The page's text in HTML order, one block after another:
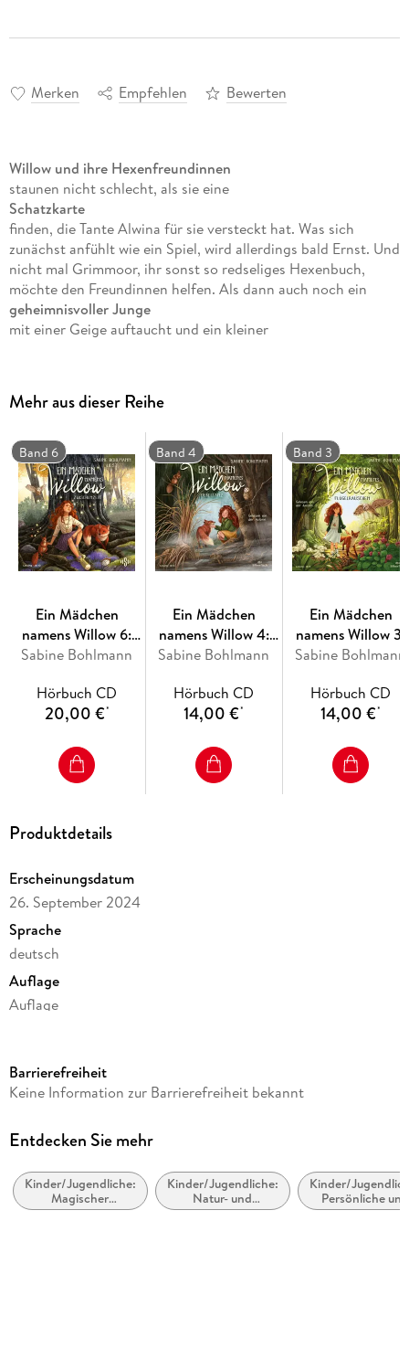
Merken Empfehlen Bewerten
Willow und ihre Hexenfreundinnen
staunen nicht schlecht, als sie eine
Schatzkarte
finden, die Tante Alwina für sie versteckt hat. Was sich
zunächst anfühlt wie ein Spiel, wird allerdings bald Ernst. Und
nicht mal Grimmoor, ihr sonst so redseliges Hexenbuch,
möchte den Freundinnen helfen. Als dann auch noch ein
geheimnisvoller Junge
mit einer Geige auftaucht und ein kleiner
rechten Dingen zugeht. Alle scheinen plötzlich hinter diesem
Schatz her zu sein - selbst
findet den Weg in Willows Wald. Doch wem kann Willow
trauen? Den Junghexen wird nach und nach bewusst, dass
dies
einer der wertvollsten Schätze der Welt
sein muss. Doch werden sie es schaffen, als Erste das
Geheimnis zu lüften?
Mehr aus dieser Reihe
Band 6
Ein Mädchen
namens Willow 6:
Zwischenzeit
Sabine Bohlmann
Hörbuch CD
20,00 €*
Band 4
Ein Mädchen
namens Willow 4:
Nebeltanz
Sabine Bohlmann
Hörbuch CD
14,00 €*
Band 3
Ein Mädchen
namens Willow 3:
Flügelrauschen
Sabine Bohlmann
Hörbuch CD
14,00 €*
Produktdetails
Erscheinungsdatum
26. September 2024
Sprache
deutsch
Auflage
Auflage
Laufzeit
Altersempfehlung
Reihe
Ein Mädchen namens Willow, 5
Barrierefreiheit
Keine Information zur Barrierefreiheit bekannt
Entdecken Sie mehr
Kinder/Jugendliche:
Magischer
Realismus,
Kinder/Jugendliche:
Natur- und
Tiergeschichten
Kinder/
Persönliche und
soziale Themen: